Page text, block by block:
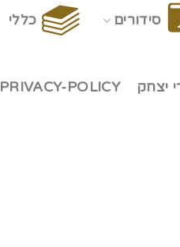
סידורים כללי
יצחק PRIVACY-POLICY